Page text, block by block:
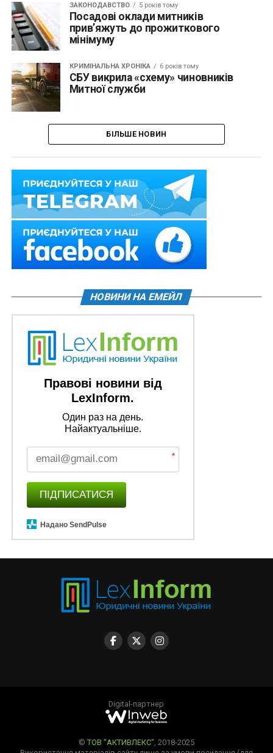
ЗАКОНОДАВСТВО 5 років тому
Посадові оклади митників
прив’яжуть до прожиткового
мінімуму
КРИМІНАЛЬНА ХРОНІКА 6 років тому
СБУ викрила «схему» чиновників
Митної служби
БІЛЬШЕ НОВИН
НОВИНИ НА ЕМЕЙЛ
Правові новини від
LexInform.
Один раз на день.
Найактуальніше.
*
ПІДПИСАТИСЯ
Надано SendPulse
Digital-партнер
© ТОВ "АКТИВЛЕКС" , 2018-2025